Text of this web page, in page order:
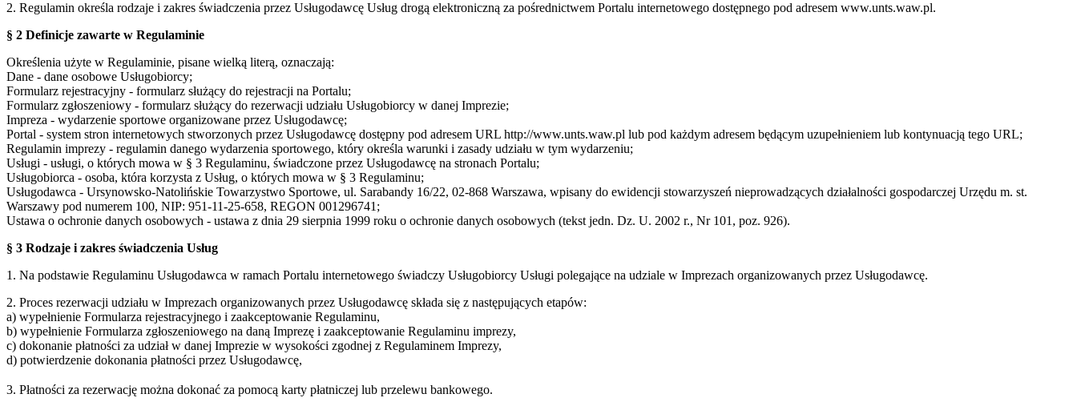
2. Regulamin określa rodzaje i zakres świadczenia przez Usługodawcę Usług drogą elektroniczną za pośrednictwem Portalu internetowego dostępnego pod adresem www.unts.waw.pl.
§ 2 Definicje zawarte w Regulaminie
Określenia użyte w Regulaminie, pisane wielką literą, oznaczają:
Dane - dane osobowe Usługobiorcy;
Formularz rejestracyjny - formularz służący do rejestracji na Portalu;
Formularz zgłoszeniowy - formularz służący do rezerwacji udziału Usługobiorcy w danej Imprezie;
Impreza - wydarzenie sportowe organizowane przez Usługodawcę;
Portal - system stron internetowych stworzonych przez Usługodawcę dostępny pod adresem URL http://www.unts.waw.pl lub pod każdym adresem będącym uzupełnieniem lub kontynuacją tego URL;
Regulamin imprezy - regulamin danego wydarzenia sportowego, który określa warunki i zasady udziału w tym wydarzeniu;
Usługi - usługi, o których mowa w § 3 Regulaminu, świadczone przez Usługodawcę na stronach Portalu;
Usługobiorca - osoba, która korzysta z Usług, o których mowa w § 3 Regulaminu;
Usługodawca - Ursynowsko-Natolińskie Towarzystwo Sportowe, ul. Sarabandy 16/22, 02-868 Warszawa, wpisany do ewidencji stowarzyszeń nieprowadzących działalności gospodarczej Urzędu m. st.
Warszawy pod numerem 100, NIP: 951-11-25-658, REGON 001296741;
Ustawa o ochronie danych osobowych - ustawa z dnia 29 sierpnia 1999 roku o ochronie danych osobowych (tekst jedn. Dz. U. 2002 r., Nr 101, poz. 926).
§ 3 Rodzaje i zakres świadczenia Usług
1. Na podstawie Regulaminu Usługodawca w ramach Portalu internetowego świadczy Usługobiorcy Usługi polegające na udziale w Imprezach organizowanych przez Usługodawcę.
2. Proces rezerwacji udziału w Imprezach organizowanych przez Usługodawcę składa się z następujących etapów:
a) wypełnienie Formularza rejestracyjnego i zaakceptowanie Regulaminu,
b) wypełnienie Formularza zgłoszeniowego na daną Imprezę i zaakceptowanie Regulaminu imprezy,
c) dokonanie płatności za udział w danej Imprezie w wysokości zgodnej z Regulaminem Imprezy,
d) potwierdzenie dokonania płatności przez Usługodawcę,
3. Płatności za rezerwację można dokonać za pomocą karty płatniczej lub przelewu bankowego.